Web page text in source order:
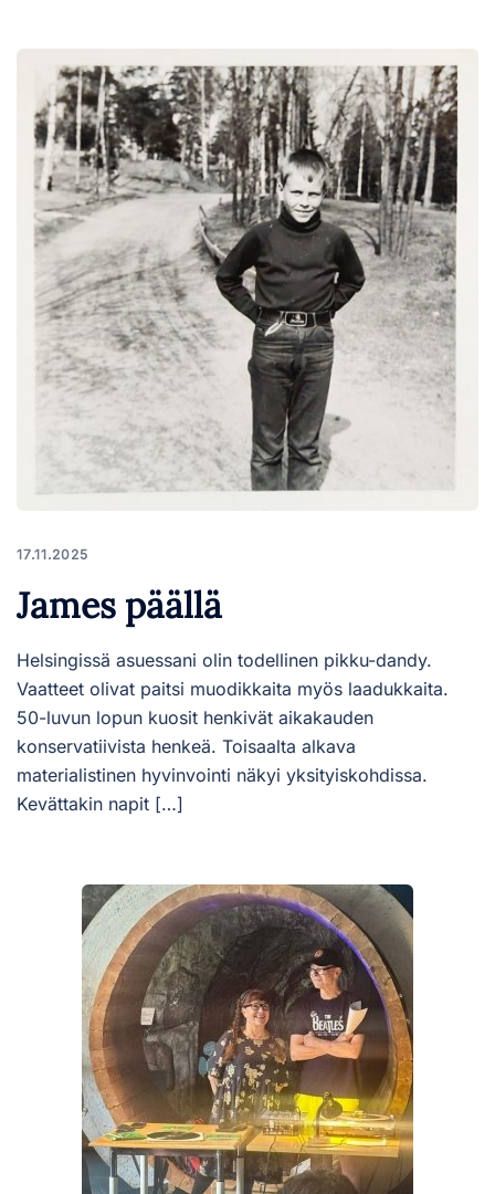
17.11.2025
James päällä
Helsingissä asuessani olin todellinen pikku-dandy.
Vaatteet olivat paitsi muodikkaita myös laadukkaita.
50-luvun lopun kuosit henkivät aikakauden
konservatiivista henkeä. Toisaalta alkava
materialistinen hyvinvointi näkyi yksityiskohdissa.
Kevättakin napit […]